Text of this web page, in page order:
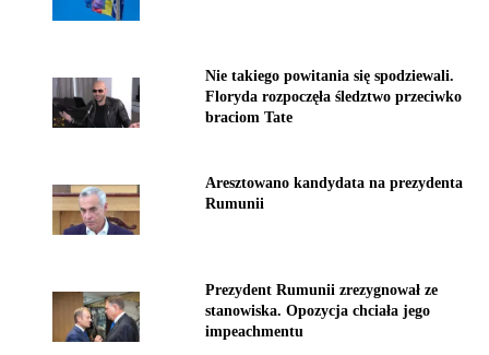
Nie takiego powitania się spodziewali.
Floryda rozpoczęła śledztwo przeciwko
braciom Tate
Aresztowano kandydata na prezydenta
Rumunii
Prezydent Rumunii zrezygnował ze
stanowiska. Opozycja chciała jego
impeachmentu